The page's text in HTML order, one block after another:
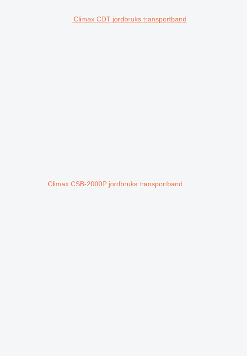
Climax CDT jordbruks transportband
Climax CSB-2000P jordbruks transportband